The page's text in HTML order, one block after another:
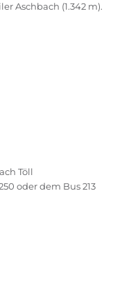
Aschbach (1.342 m).
Töll
oder dem Bus 213